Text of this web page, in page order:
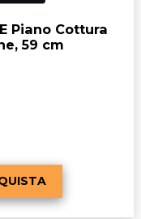
Piano Cottura
59 cm